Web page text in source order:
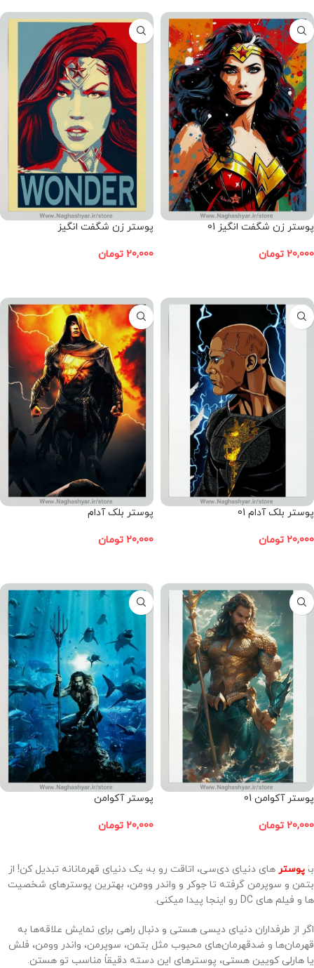
پوستر زن شگفت انگیز 01
20,000 تومان
پوستر زن شگفت انگیز
20,000 تومان
پوستر بلک آدام 01
20,000 تومان
پوستر بلک آدام
20,000 تومان
پوستر آکوامن 01
20,000 تومان
پوستر آکوامن
20,000 تومان
با پوستر های دنیای دی‌سی، اتاقت رو به یک دنیای قهرمانانه تبدیل کن! از
بتمن و سوپرمن گرفته تا جوکر و واندر وومن، بهترین پوسترهای شخصیت
ها و فیلم های DC رو اینجا پیدا میکنی.
اگر از طرفداران دنیای دیسی هستی و دنبال راهی برای نمایش علاقه‌ها به
قهرمان‌ها و ضدقهرمان‌های محبوب مثل بتمن، سوپرمن، واندر وومن، فلش
یا هارلی کویین هستی، پوسترهای این دسته دقیقاً مناسب تو هستن.